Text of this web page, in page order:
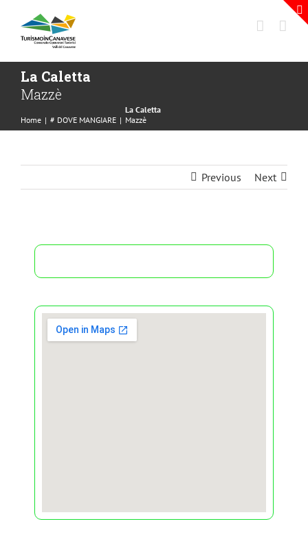
La Caletta
Mazzè
Home | # DOVE MANGIARE |
La Caletta
Mazzè
Previous Next